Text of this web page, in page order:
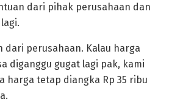
dari pihak perusahaan dan
dari perusahaan. Kalau harga
diganggu gugat lagi pak, kami
harga tetap diangka Rp 35 ribu